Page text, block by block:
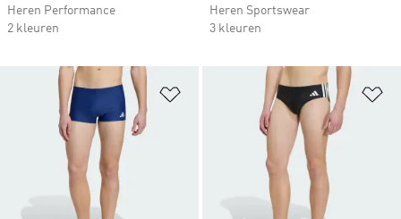
Heren Performance
2 kleuren
Heren Sportswear
3 kleuren
Op verlanglijst zetten